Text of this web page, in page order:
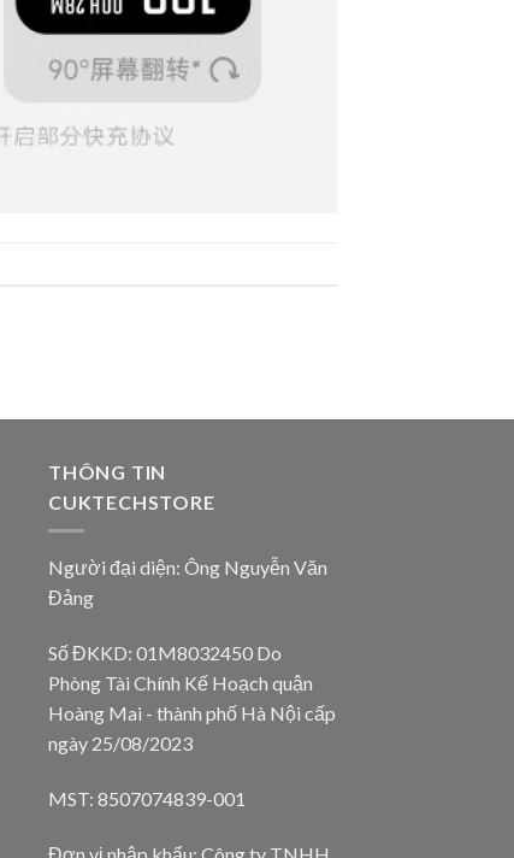
THÔNG TIN
CUKTECHSTORE
Người đại diện: Ông Nguyễn Văn
Đảng
Số ĐKKD: 01M8032450 Do
Phòng Tài Chính Kế Hoạch quận
Hoàng Mai - thành phố Hà Nội cấp
ngày 25/08/2023
MST: 8507074839-001
Đơn vị nhập khẩu: Công ty TNHH